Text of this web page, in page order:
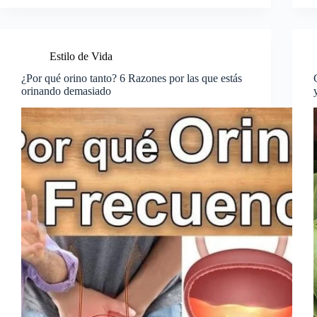
Estilo de Vida
¿Por qué orino tanto? 6 Razones por las que estás
orinando demasiado